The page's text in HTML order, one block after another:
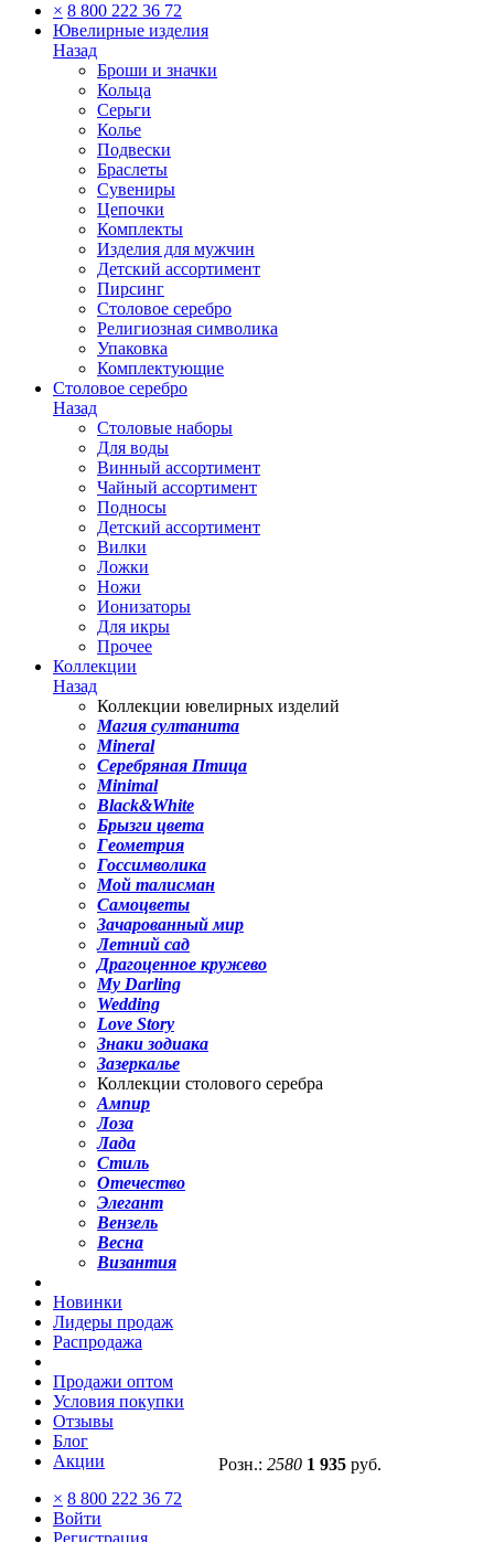
Розн.: 2580 1 935 руб.
× 8 800 222 36 72
Ювелирные изделия
Назад
Броши и значки
Кольца
Серьги
Колье
Подвески
Браслеты
Сувениры
Цепочки
Комплекты
Изделия для мужчин
Детский ассортимент
Пирсинг
Столовое серебро
Религиозная символика
Упаковка
Комплектующие
Столовое серебро
Назад
Столовые наборы
Для воды
Винный ассортимент
Чайный ассортимент
Подносы
Детский ассортимент
Вилки
Ложки
Ножи
Ионизаторы
Для икры
Прочее
Коллекции
Назад
Коллекции ювелирных изделий
Магия султанита
Mineral
Серебряная Птица
Minimal
Black&White
Брызги цвета
Геометрия
Госсимволика
Мой талисман
Самоцветы
Зачарованный мир
Летний сад
Драгоценное кружево
My Darling
Wedding
Love Story
Знаки зодиака
Зазеркалье
Коллекции столового серебра
Ампир
Лоза
Лада
Стиль
Отечество
Элегант
Вензель
Весна
Византия
Новинки
Лидеры продаж
Распродажа
Продажи оптом
Условия покупки
Отзывы
Блог
Акции
× 8 800 222 36 72
Войти